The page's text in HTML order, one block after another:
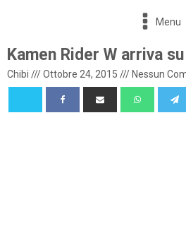
Menu
Kamen Rider W arriva
Chibi ///Ottobre 24, 2015 /// Nessun